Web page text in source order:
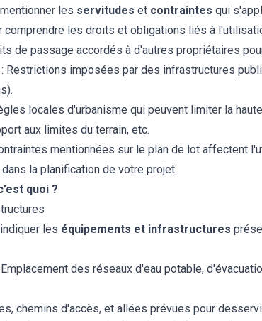
les servitudes et contraintes qui
les droits et obligations liés à
de passage accordés à d'autres propriétaires
: Restrictions imposées par des infrastructures
locales d'urbanisme qui peuvent limiter la
aux limites du terrain, etc.
mentionnées sur le plan de lot affectent
la planification de votre projet.
quoi ?
les équipements et infrastructures
des réseaux d'eau potable,
chemins d'accès, et allées prévues pour